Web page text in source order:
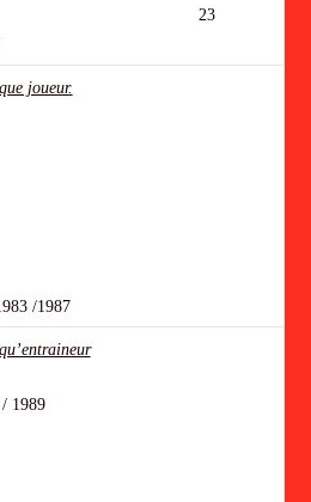
/ lieu 23
joueur.
/1987
1989